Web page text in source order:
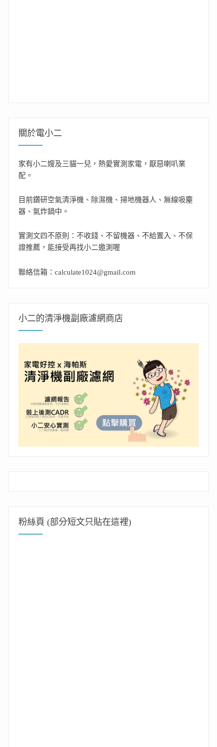
關於電小二
家有小二嫂及三貓一兒，熱愛實測家電，厭惡喇叭業
配。
目前鑽研空氣清淨機、除濕機、掃地機器人、無線吸塵
器、氣炸鍋中。
實測文四不原則：不收錢、不留機器、不給置入、不保
證推薦，能接受再找小二邀測喔
聯絡信箱：calculate1024@gmail.com
小二的清淨機副廠濾網商店
粉絲頁 (部分短文只貼在這裡)